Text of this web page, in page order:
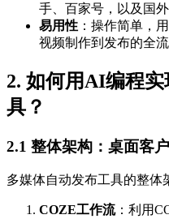
手、百家号，以及国外
易用性 ：操作简单，
视频制作到发布的全流
2. 如何用AI编程
具？
2.1 整体架构 ：桌面客
多媒体自动发布工具的整体
COZE工作流：利用